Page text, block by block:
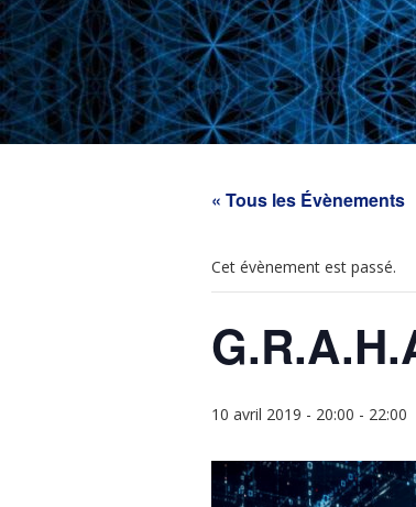
« Tous les Évènements
Cet évènement est passé.
10 avril 2019 - 20:00 - 22:00